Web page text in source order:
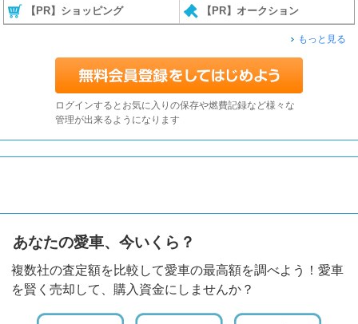
【PR】ショッピング 【PR】オークション
もっと見る
ログインするとお気に入りの保存や燃費記録など様々な
管理が出来るようになります
あなたの愛車、今いくら？
複数社の査定額を比較して愛車の最高額を調べよう！愛車
を賢く売却して、購入資金にしませんか？